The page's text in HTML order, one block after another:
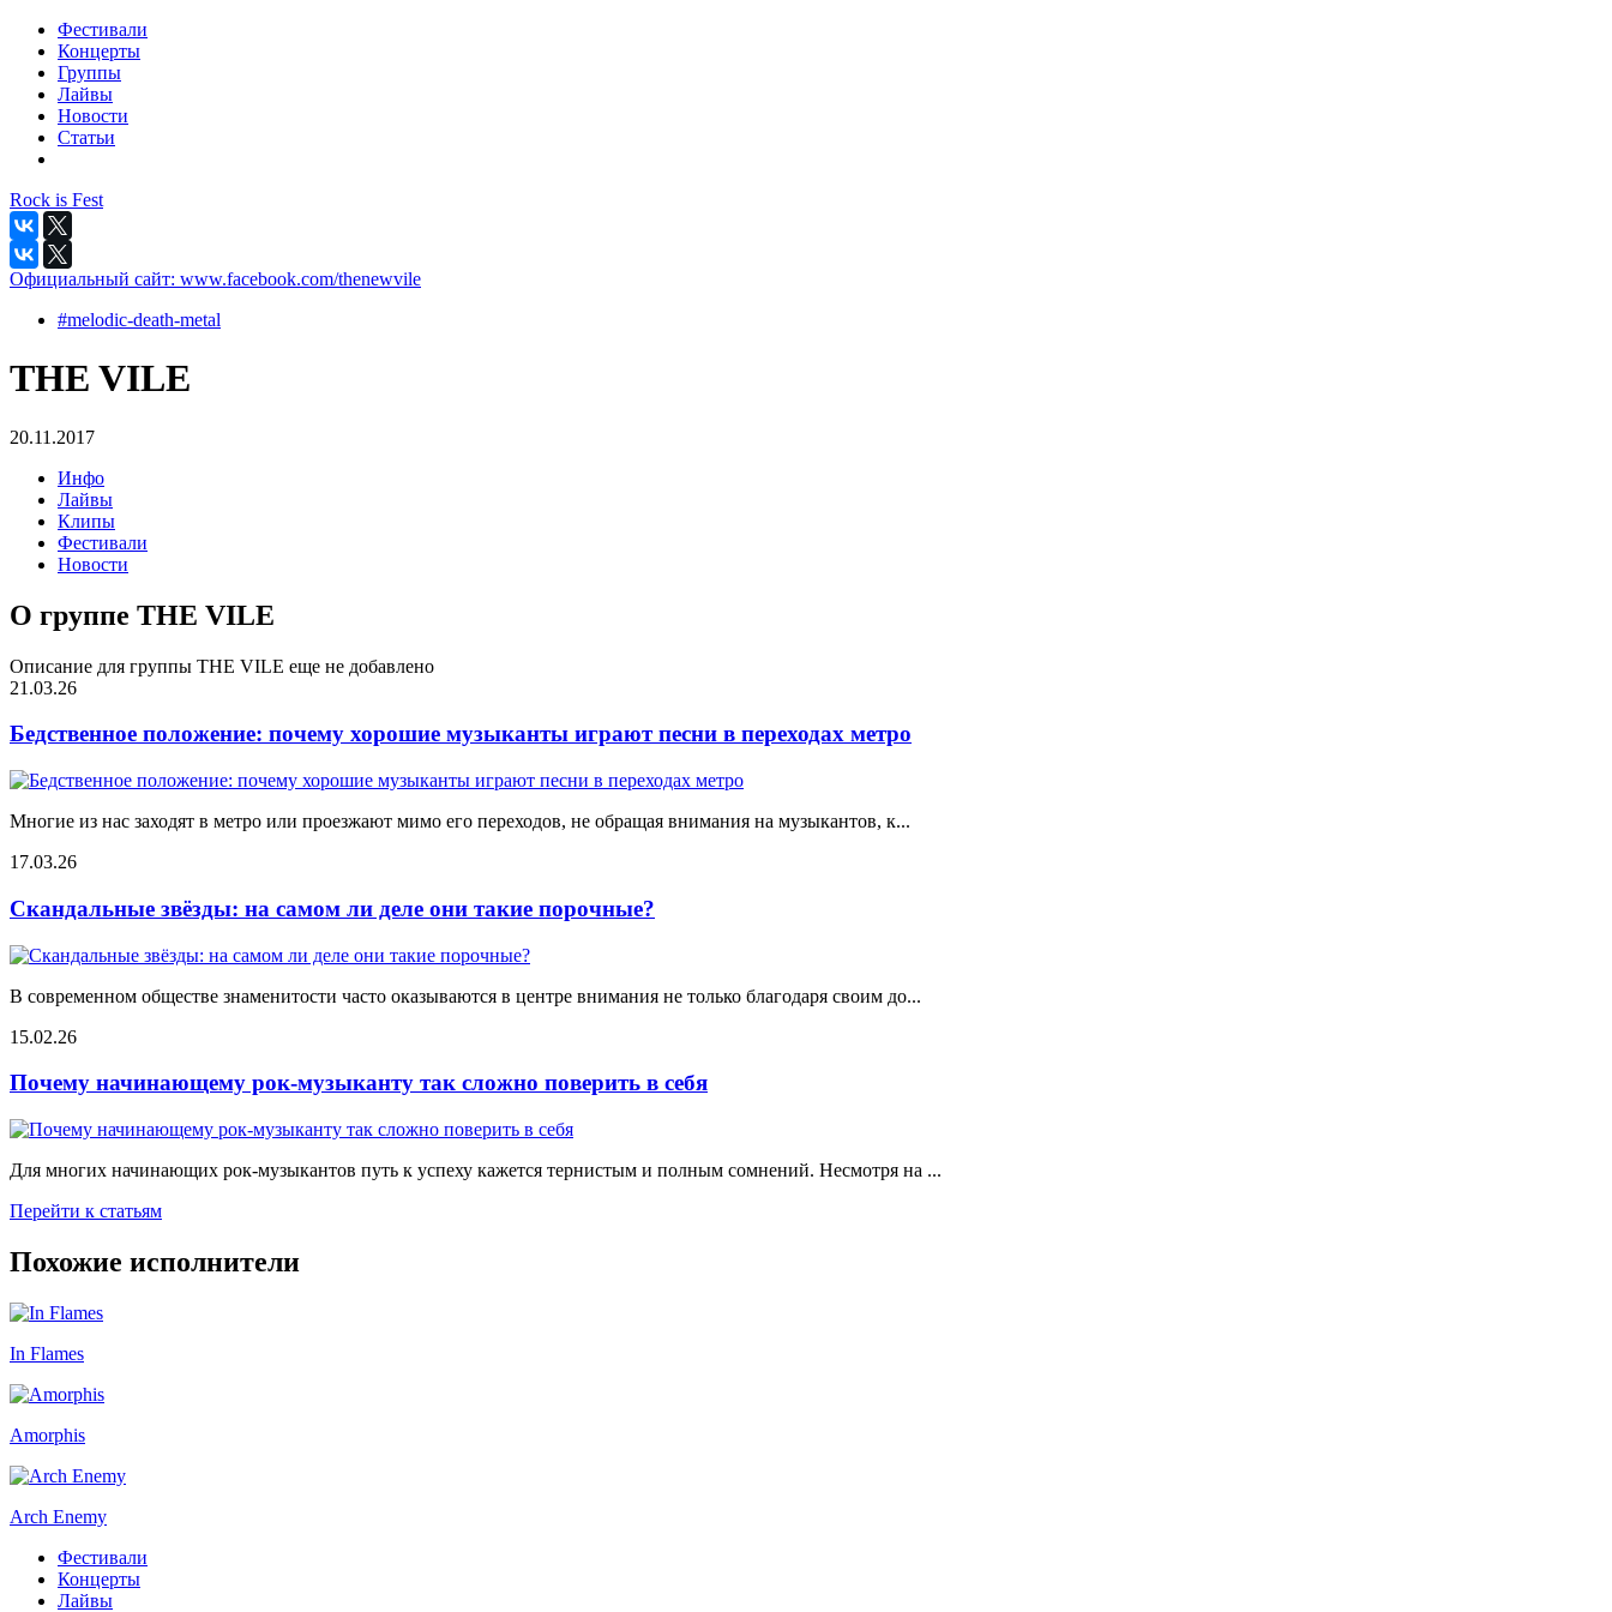
Фестивали
Концерты
Группы
Лайвы
Новости
Статьи
Rock is Fest
Официальный сайт: www.facebook.com/thenewvile
#melodic-death-metal
THE VILE
20.11.2017
Инфо
Лайвы
Клипы
Фестивали
Новости
О группе THE VILE
Описание для группы THE VILE еще не добавлено
21.03.26
Бедственное положение: почему хорошие музыканты играют песни в переходах метро
Многие из нас заходят в метро или проезжают мимо его переходов, не обращая внимания на музыкантов, к...
17.03.26
Скандальные звёзды: на самом ли деле они такие порочные?
В современном обществе знаменитости часто оказываются в центре внимания не только благодаря своим до...
15.02.26
Почему начинающему рок-музыканту так сложно поверить в себя
Для многих начинающих рок-музыкантов путь к успеху кажется тернистым и полным сомнений. Несмотря на ...
Перейти к статьям
Похожие исполнители
In Flames
Amorphis
Arch Enemy
Фестивали
Концерты
Лайвы